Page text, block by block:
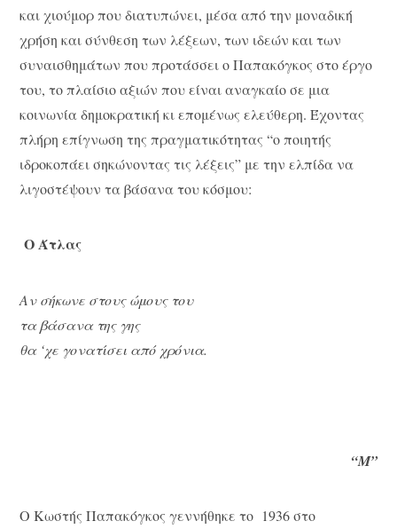
και χιούμορ που διατυπώνει, μέσα από την μοναδική
χρήση και σύνθεση των λέξεων, των ιδεών και των
συναισθημάτων που προτάσσει ο Παπακόγκος στο έργο
του, το πλαίσιο αξιών που είναι αναγκαίο σε μια
κοινωνία δημοκρατική κι επομένως ελεύθερη. Έχοντας
πλήρη επίγνωση της πραγματικότητας “ο ποιητής
ιδροκοπάει σηκώνοντας τις λέξεις” με την ελπίδα να
λιγοστέψουν τα βάσανα του κόσμου:
Ο Άτλας
Αν σήκωνε στους ώμους του
τα βάσανα της γης
θα ‘χε γονατίσει από χρόνια.
“Μ”
Ο Κωστής Παπακόγκος γεννήθηκε το 1936 στο